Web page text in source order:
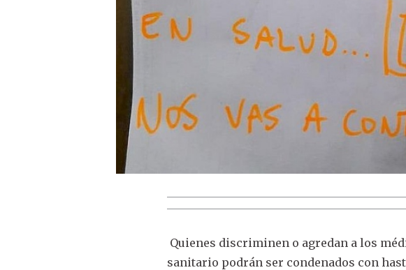
Quienes discriminen o agredan a los
sanitario podrán ser condenados con